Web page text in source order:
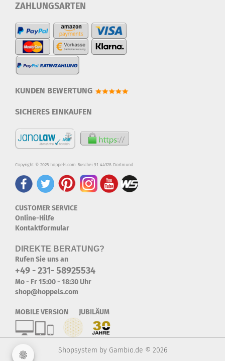
ZAHLUNGSARTEN
KUNDEN BEWERTUNG
SICHERES EINKAUFEN
Copyright © 2025 hoppels.com Buschei 91 44328 Dortmund
CUSTOMER SERVICE
Online-Hilfe
Kontaktformular
DIREKTE BERATUNG?
Rufen Sie uns an
+49 - 231- 58925534
Mo - Fr 15:00 - 18:30 Uhr
shop@hoppels.com
MOBILE VERSION JUBILÄUM
Shopsystem by Gambio.de © 2026